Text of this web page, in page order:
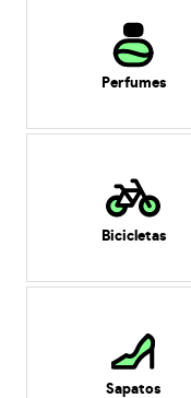
Perfumes
Bicicletas
Sapatos